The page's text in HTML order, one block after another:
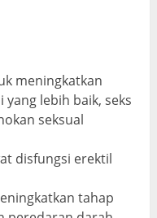
meningkatkan
lebih baik, seks
seksual
disfungsi erektil
tahap